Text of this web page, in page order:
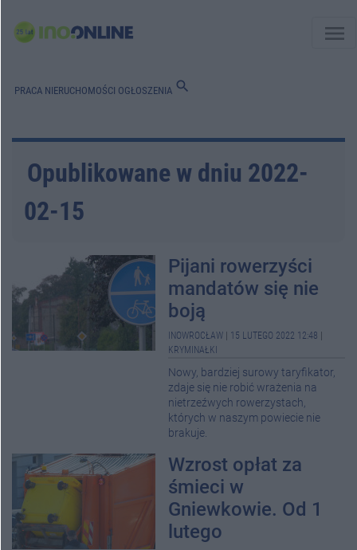
menu
PRACA NIERUCHOMOŚCI OGŁOSZENIA search
Opublikowane w dniu 2022-
02-15
Pijani rowerzyści
mandatów się nie
boją
INOWROCŁAW 15 LUTEGO 2022 12:48
KRYMINAŁKI
Nowy, bardziej surowy taryfikator,
zdaje się nie robić wrażenia na
nietrzeźwych rowerzystach,
których w naszym powiecie nie
brakuje.
Wzrost opłat za
śmieci w
Gniewkowie. Od 1
lutego